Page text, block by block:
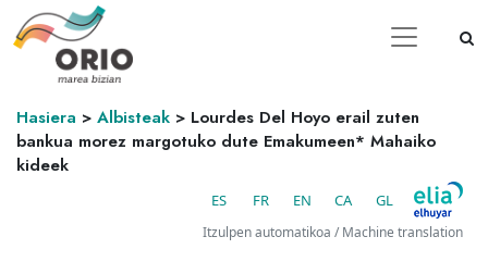
Hasiera > Albisteak > Lourdes Del Hoyo erail zuten
bankua morez margotuko dute Emakumeen* Mahaiko
kideek
ES FR EN CA GL
Itzulpen automatikoa / Machine translation